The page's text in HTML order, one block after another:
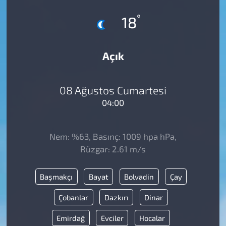
18°
Açık
08 Ağustos Cumartesi
04:00
Nem: %63, Basınç: 1009 hpa hPa,
Rüzgar: 2.61 m/s
Başmakçı Bayat Bolvadin Çay
Çobanlar Dazkırı Dinar
Emirdağ Evciler Hocalar